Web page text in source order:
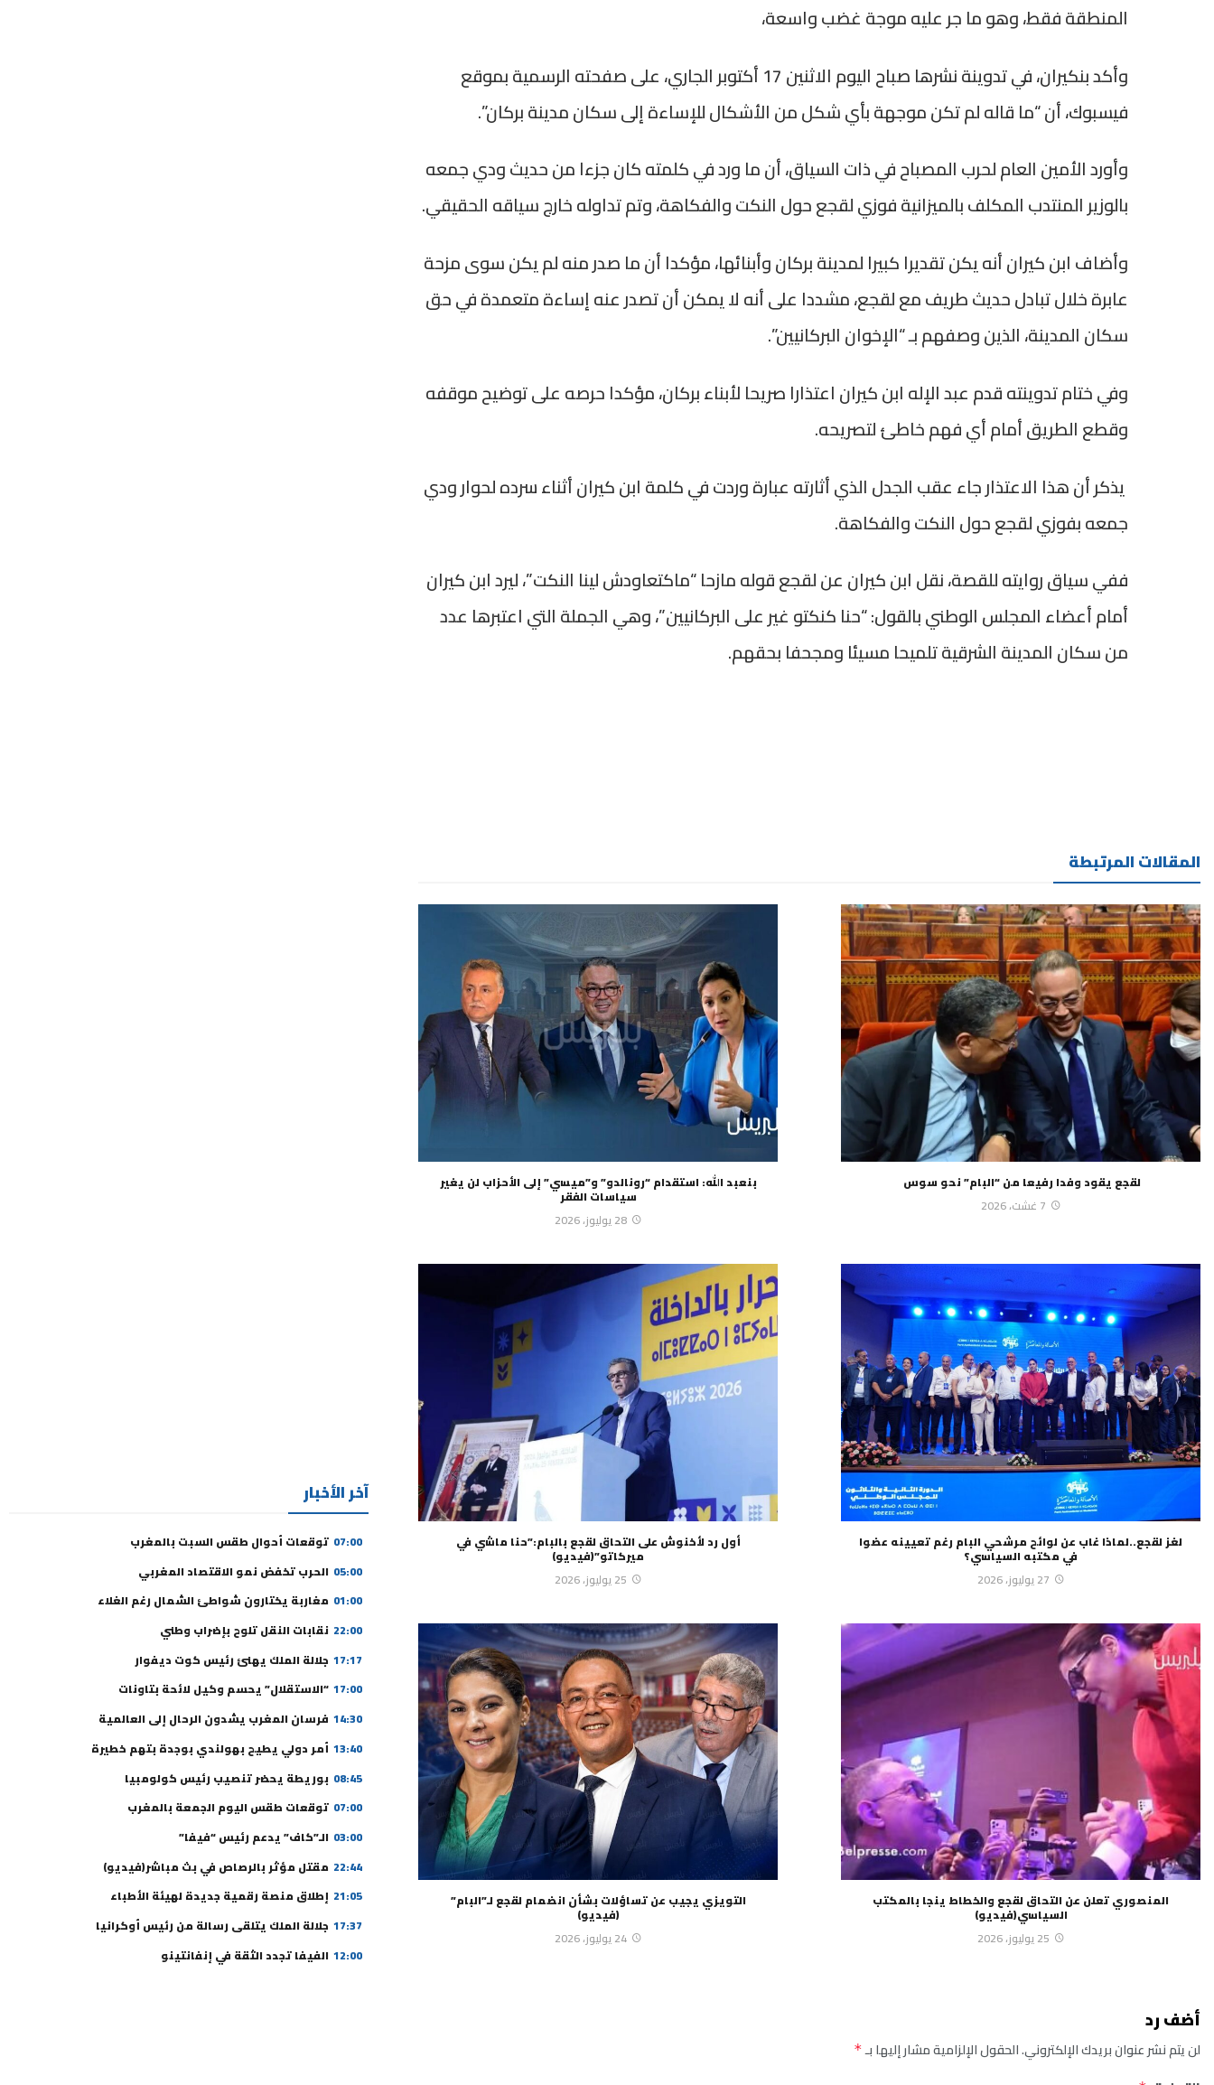
المنطقة فقط، وهو ما جر عليه موجة غضب واسعة،
وأكد بنكيران، في تدوينة نشرها صباح اليوم الاثنين 17 أكتوبر الجاري، على صفحته الرسمية بموقع
فيسبوك، أن “ما قاله لم تكن موجهة بأي شكل من الأشكال للإساءة إلى سكان مدينة بركان”.
وأورد الأمين العام لحرب المصباح في ذات السياق، أن ما ورد في كلمته كان جزءا من حديث ودي جمعه
بالوزير المنتدب المكلف بالميزانية فوزي لقجع حول النكت والفكاهة، وتم تداوله خارج سياقه الحقيقي.
وأضاف ابن كيران أنه يكن تقديرا كبيرا لمدينة بركان وأبنائها، مؤكدا أن ما صدر منه لم يكن سوى مزحة
عابرة خلال تبادل حديث طريف مع لقجع، مشددا على أنه لا يمكن أن تصدر عنه إساءة متعمدة في حق
سكان المدينة، الذين وصفهم بـ “الإخوان البركانيين”.
وفي ختام تدوينته قدم عبد الإله ابن كيران اعتذارا صريحا لأبناء بركان، مؤكدا حرصه على توضيح موقفه
وقطع الطريق أمام أي فهم خاطئ لتصريحه.
يذكر أن هذا الاعتذار جاء عقب الجدل الذي أثارته عبارة وردت في كلمة ابن كيران أثناء سرده لحوار ودي
جمعه بفوزي لقجع حول النكت والفكاهة.
ففي سياق روايته للقصة، نقل ابن كيران عن لقجع قوله مازحا “ماكتعاودش لينا النكت”، ليرد ابن كيران
أمام أعضاء المجلس الوطني بالقول: “حنا كنكتو غير على البركانيين”، وهي الجملة التي اعتبرها عدد
من سكان المدينة الشرقية تلميحا مسيئا ومجحفا بحقهم.
المقالات المرتبطة
لقجع يقود وفدا رفيعا من “البام” نحو سوس
7 غشت، 2026
بنعبد الله: استقدام “رونالدو” و”ميسي” إلى الأحزاب لن يغير
سياسات الفقر
28 يوليوز، 2026
لغز لقجع..لماذا غاب عن لوائح مرشحي البام رغم تعيينه عضوا
في مكتبه السياسي؟
27 يوليوز، 2026
أول رد لأخنوش على التحاق لقجع بالبام:”حنا ماشي في
ميركاتو”(فيديو)
25 يوليوز، 2026
المنصوري تعلن عن التحاق لقجع والخطاط ينجا بالمكتب
السياسي(فيديو)
25 يوليوز، 2026
التويزي يجيب عن تساؤلات بشأن انضمام لقجع لـ”البام”
(فيديو)
24 يوليوز، 2026
أضف رد
لن يتم نشر عنوان بريدك الإلكتروني.الحقول الإلزامية مشار إليها بـ*
آخر الأخبار
07:00 توقعات أحوال طقس السبت بالمغرب
05:00 الحرب تخفض نمو الاقتصاد المغربي
01:00 مغاربة يختارون شواطئ الشمال رغم الغلاء
22:00 نقابات النقل تلوح بإضراب وطني
17:17 جلالة الملك يهنئ رئيس كوت ديفوار
17:00 “الاستقلال” يحسم وكيل لائحة بتاونات
14:30 فرسان المغرب يشدون الرحال إلى العالمية
13:40 أمر دولي يطيح بهولندي بوجدة بتهم خطيرة
08:45 بوريطة يحضر تنصيب رئيس كولومبيا
07:00 توقعات طقس اليوم الجمعة بالمغرب
03:00 الـ”كاف” يدعم رئيس “فيفا”
22:44 مقتل مؤثر بالرصاص في بث مباشر(فيديو)
21:05 إطلاق منصة رقمية جديدة لهيئة الأطباء
17:37 جلالة الملك يتلقى رسالة من رئيس أوكرانيا
12:00 الفيفا تجدد الثقة في إنفانتينو